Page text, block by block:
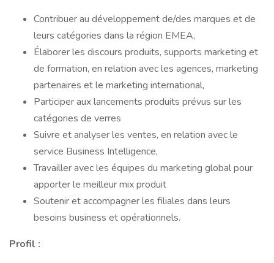
Contribuer au développement de/des marques et de
leurs catégories dans la région EMEA,
Élaborer les discours produits, supports marketing et
de formation, en relation avec les agences, marketing
partenaires et le marketing international,
Participer aux lancements produits prévus sur les
catégories de verres
Suivre et analyser les ventes, en relation avec le
service Business Intelligence,
Travailler avec les équipes du marketing global pour
apporter le meilleur mix produit
Soutenir et accompagner les filiales dans leurs
besoins business et opérationnels.
Profil :